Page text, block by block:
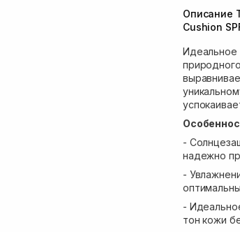
Описание
Cushion
Идеальное
-
надежно
-
-
тон кожи